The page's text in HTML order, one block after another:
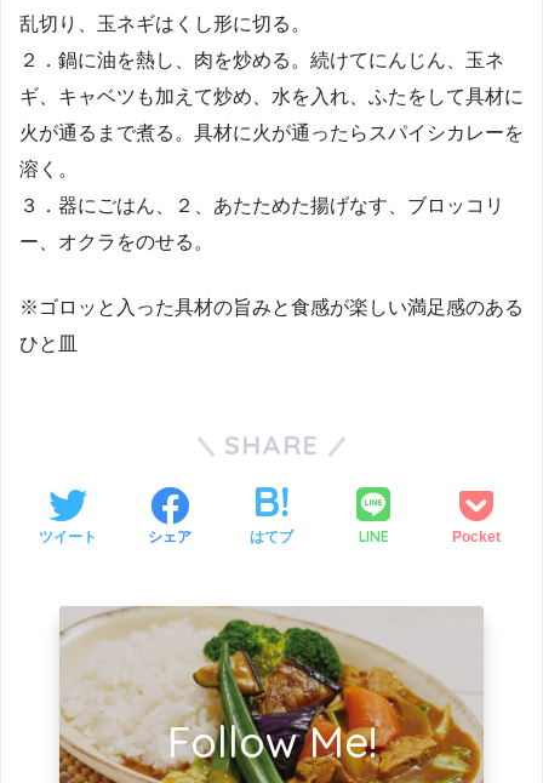
乱切り、玉ネギはくし形に切る。
２．鍋に油を熱し、肉を炒める。続けてにんじん、玉ネ
ギ、キャベツも加えて炒め、水を入れ、ふたをして具材に
火が通るまで煮る。具材に火が通ったらスパイシカレーを
溶く。
３．器にごはん、２、あたためた揚げなす、ブロッコリ
ー、オクラをのせる。
※ゴロッと入った具材の旨みと食感が楽しい満足感のある
ひと皿
SHARE
ツイート シェア はてブ LINE Pocket
Follow Me!